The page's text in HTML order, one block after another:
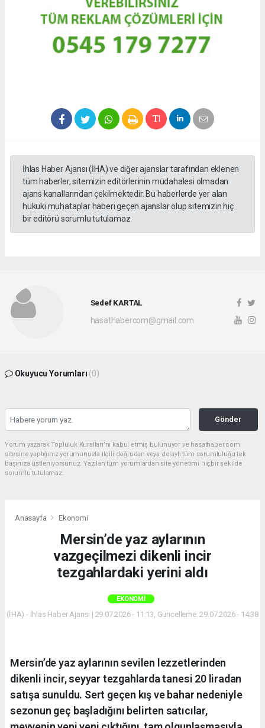
İhlas Haber Ajansı (İHA) ve diğer ajanslar tarafından eklenen
tüm haberler, sitemizin editörlerinin müdahalesi olmadan
ajans kanallarından çekilmektedir. Bu haberlerde yer alan
hukuki muhataplar haberi geçen ajanslar olup sitemizin hiç
bir editörü sorumlu tutulamaz.
Sedef KARTAL
hasathabercom@gmail.com
Okuyucu Yorumları (0)
Gönder
Yorum yazarak Topluluk Kuralları’nı kabul etmiş bulunuyor ve hasathaber.com
sitesine yaptığınız yorumunuzla ilgili doğrudan veya dolaylı tüm sorumluluğu tek
başınıza üstleniyorsunuz. Yazılan tüm yorumlardan site yönetimi hiçbir şekilde
sorumlu tutulamaz.
Anasayfa Ekonomi
Mersin’de yaz aylarının
vazgeçilmezi dikenli incir
tezgahlardaki yerini aldı
EKONOMI
(İHA) - İhlas Haber Ajansı | 29.07.2026 - 11:13, Güncelleme: 29.07.2026 - 14:38
Mersin’de yaz aylarının sevilen lezzetlerinden
dikenli incir, seyyar tezgahlarda tanesi 20 liradan
satışa sunuldu. Sert geçen kış ve bahar nedeniyle
sezonun geç başladığını belirten satıcılar,